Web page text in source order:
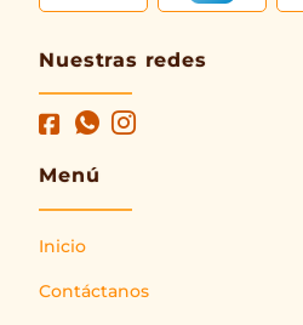
Nuestras redes
Menú
Inicio
Contáctanos